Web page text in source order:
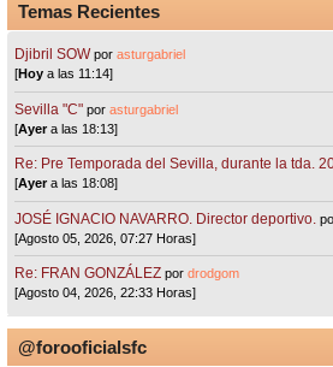
Temas Recientes
Djibril SOW porasturgabriel
[Hoy a las 11:14]
Sevilla "C"porasturgabriel
[Ayera las 18:13]
Re: Pre Temporada del Sevilla, durante la tda.
[Ayera las 18:08]
JOSÉ IGNACIO NAVARRO. Director deportivo.
[Agosto 05, 2026, 07:27 Horas]
Re: FRAN GONZÁLEZ pordrodgom
[Agosto 04, 2026, 22:33 Horas]
@forooficialsfc